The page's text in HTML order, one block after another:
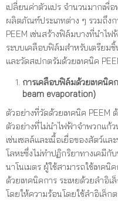
เปลี่ยนค่าตัวแปร จำนวนมากเพื่
ผลิตภัณฑ์ประเภทต่าง ๆ รวมถึง
PEEM เช่นสร้างฟิล์มบางที่นำไ
ระบบเคลือบฟิล์มสำหรับเตรียม
และวัดสเปกตรัมด้วยเทคนิค
การเคลือบฟิล์มด้วยเทคนิค
beam evaporation)
ตัวอย่างที่วัดด้วยเทคนิค PEEM
ตัวอย่างที่ไม่นำไฟฟ้าจำพวกแก้ว
เช่นเซลล์และเนื้อเยื่อของสัตว์แ
โลหะซึ่งไม่ทำปฏิกริยาทางเคมีกั
นาโนเมตร ผู้ใช้สามารถใช้เทค
ด้วยเทคนิคการ ระเหยด้วยลำอิ
โดยให้ความร้อนโดยใช้ลำอิเล็